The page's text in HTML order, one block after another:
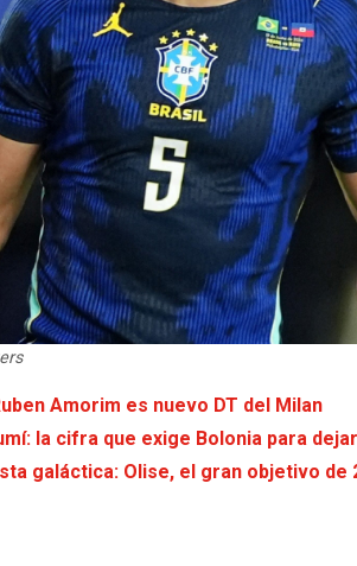
Amorim es nuevo DT del Milan
la cifra que exige Bolonia para
galáctica: Olise, el gran objetivo de